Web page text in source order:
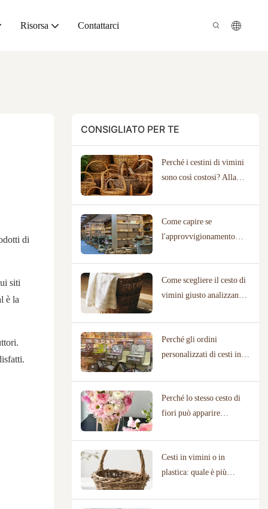
Risorsa Contattarci
di
siti
è la
CONSIGLIATO PER TE
Perché i cestini di vimini
sono così costosi? Alla
dell'artigianato.
Come capire se
l'approvvigionamento
soluzione giusta per la tua
azienda
Come scegliere il cesto di
vimini giusto analizzando
Perché gli ordini
personalizzati di cesti in
produttori con librerie di
design collaudate
Perché lo stesso cesto di
fiori può apparire
un negozio di fiori rispetto
a una location per
matrimoni
Cesti in vimini o in
plastica: quale è più